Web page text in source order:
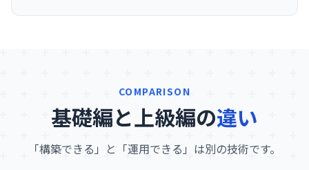
COMPARISON
基礎編と上級編の違い
「構築できる」と「運用できる」は別の技術です。